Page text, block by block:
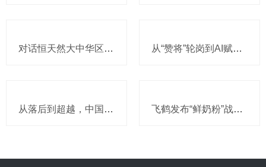
对话恒天然大中华区副总裁戴俊琦：餐饮服务从 “产品竞争” 走向 “能力竞争”，升级本土应用中心加速与客户共创增长 从“赞将”轮岗到AI赋能：美赞臣如何让00后“爱上”职场？
从落后到超越，中国奶牛如何用20年完成“逆袭”？ 飞鹤发布“鲜奶粉”战略，以原料自产引领行业迈入“鲜奶粉时代”